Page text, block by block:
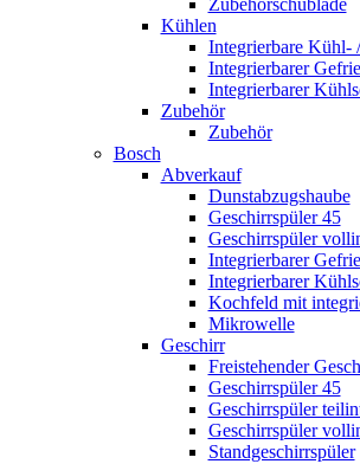
Zubehörschublade
Kühlen
Integrierbare Kühl-
Integrierbarer
Integrierbarer
Zubehör
Zubehör
Bosch
Abverkauf
Dunstabzugshaube
Geschirrspüler 45
Geschirrspüler
Integrierbarer
Integrierbarer
Kochfeld mit
Mikrowelle
Geschirr
Freistehender
Geschirrspüler 45
Geschirrspüler
Geschirrspüler
Standgeschirrspüler